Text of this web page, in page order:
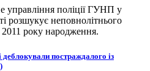
управління поліції ГУНП у
розшукує неповнолітнього
2011 року народження.
постраждалого із